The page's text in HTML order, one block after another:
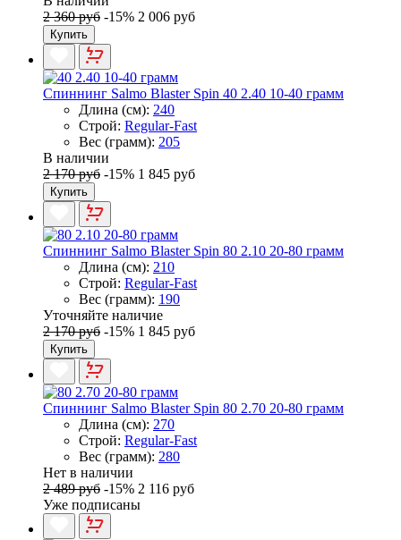
2 360 руб -15% 2 006 руб
Купить
Спиннинг Salmo Blaster Spin 40 2.40 10-40 грамм
Длина (см): 240
Строй: Regular-Fast
Вес (грамм): 205
В наличии
2 170 руб -15% 1 845 руб
Купить
Спиннинг Salmo Blaster Spin 80 2.10 20-80 грамм
Длина (см): 210
Строй: Regular-Fast
Вес (грамм): 190
Уточняйте наличие
2 170 руб -15% 1 845 руб
Купить
Спиннинг Salmo Blaster Spin 80 2.70 20-80 грамм
Длина (см): 270
Строй: Regular-Fast
Вес (грамм): 280
Нет в наличии
2 489 руб -15% 2 116 руб
Уже подписаны